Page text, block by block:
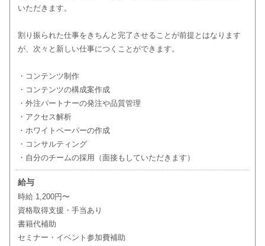
いただきます。
割り振られた仕事をきちんと完了させることが前提とはなります
が、次々と新しい仕事につくことができます。
・コンテンツ制作
・コンテンツの構成案作成
・外注パートナーの発注や品質管理
・アクセス解析
・ホワイトペーパーの作成
・コンサルティング
・自分のチームの採用（面接もしていただきます）
給与
時給 1,200円〜
資格取得支援・手当あり
書籍代補助
セミナー・イベント参加費補助